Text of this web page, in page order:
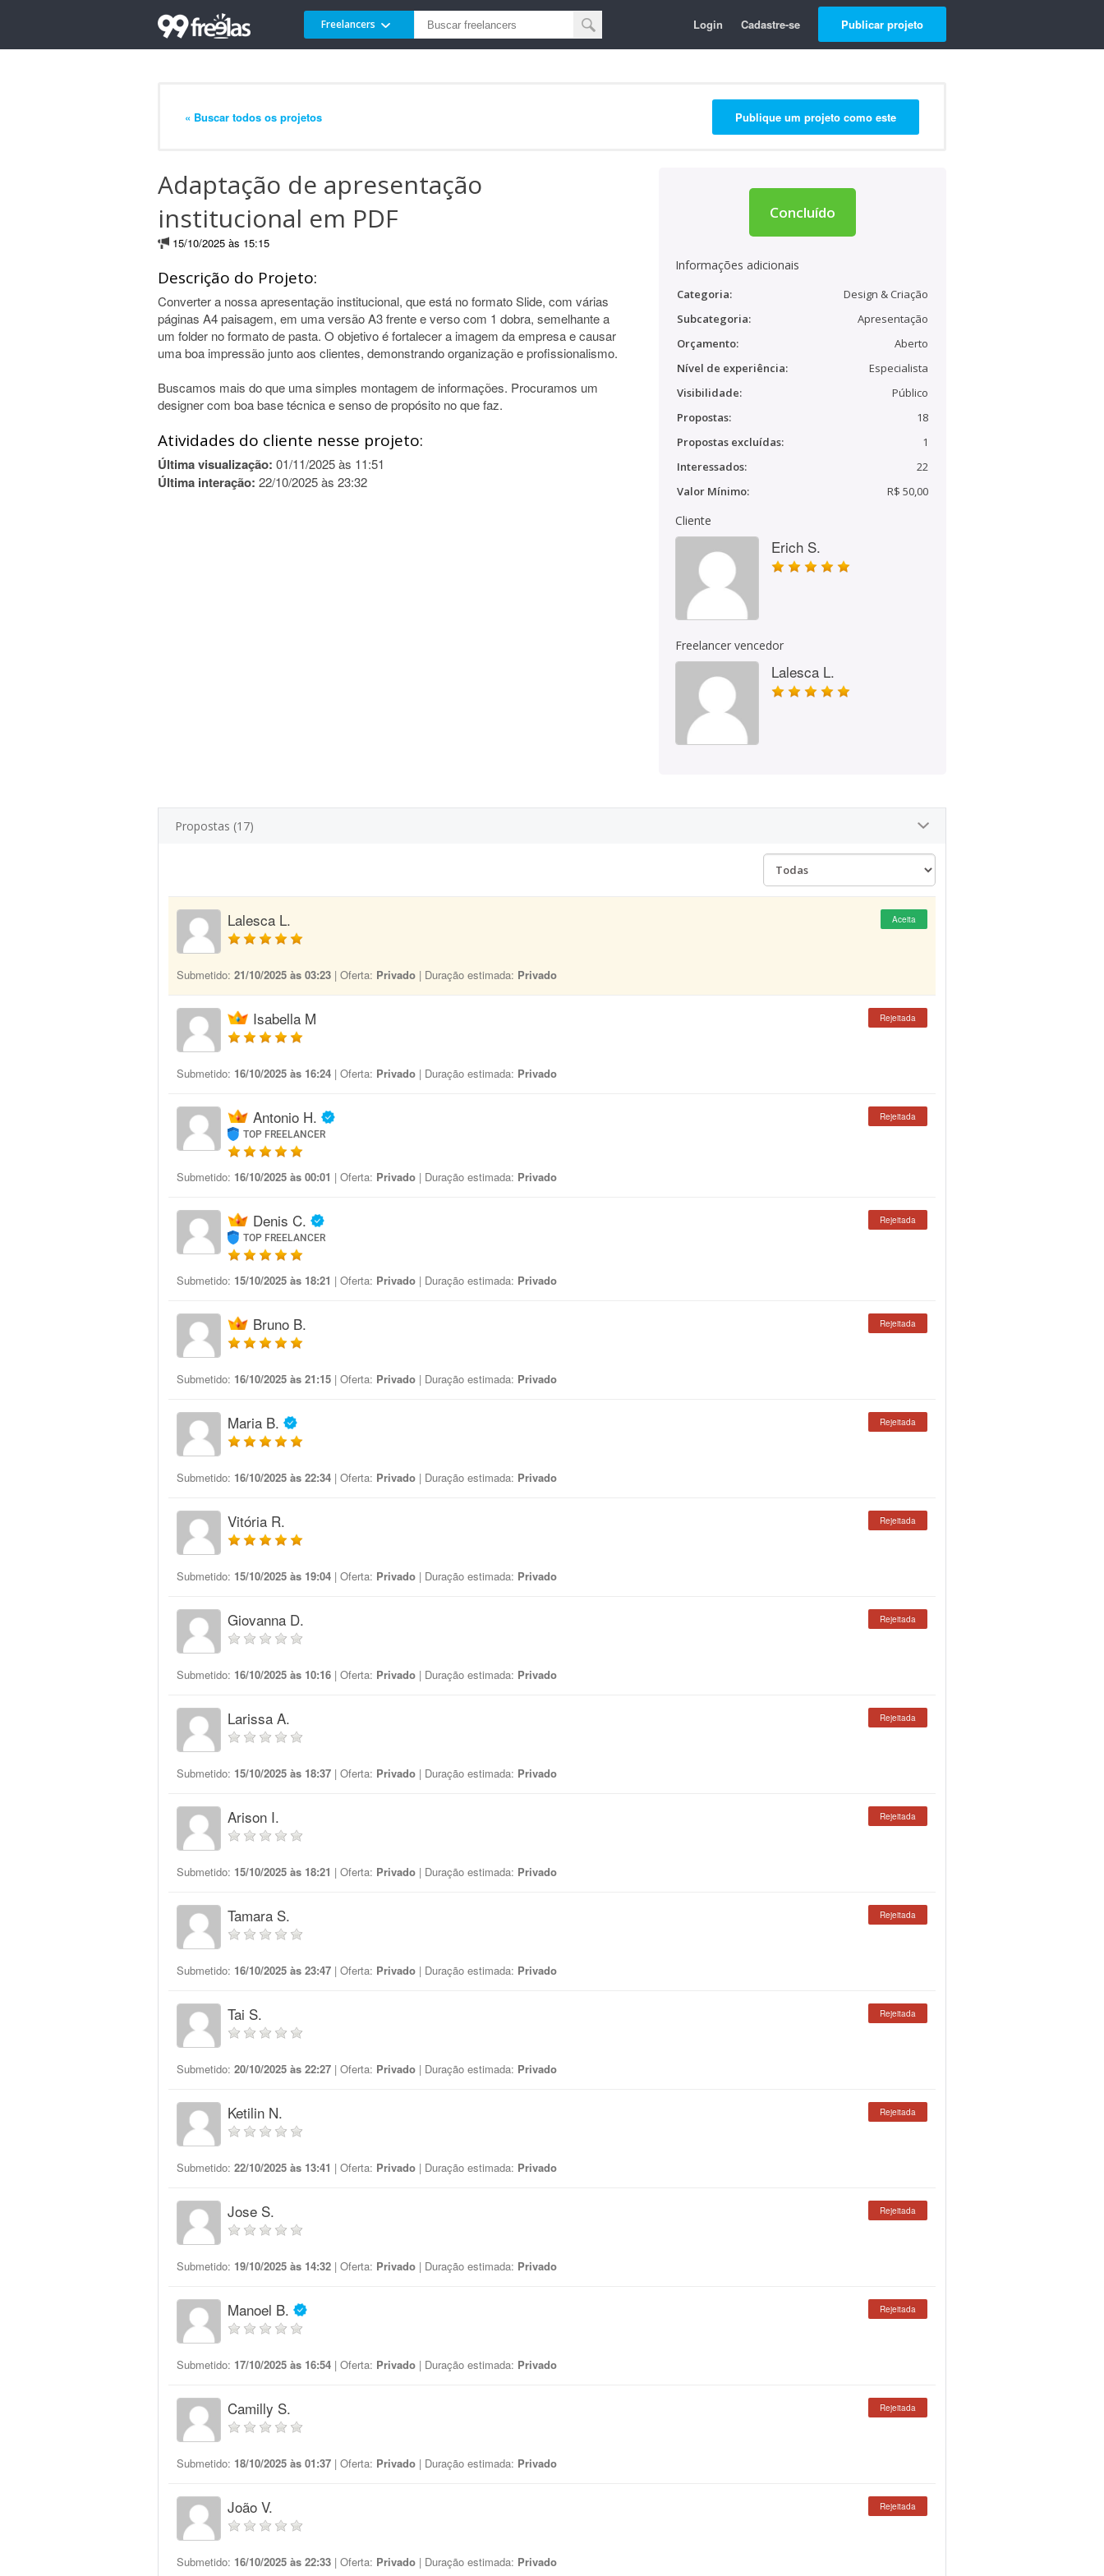
Freelancers Login Cadastre-se Publicar projeto
« Buscar todos os projetos Publique um projeto como este
Adaptação de apresentação
institucional em PDF
15/10/2025 às 15:15
Descrição do Projeto:
Converter a nossa apresentação institucional, que está no formato Slide, com várias
páginas A4 paisagem, em uma versão A3 frente e verso com 1 dobra, semelhante a
um folder no formato de pasta. O objetivo é fortalecer a imagem da empresa e causar
uma boa impressão junto aos clientes, demonstrando organização e profissionalismo.
Buscamos mais do que uma simples montagem de informações. Procuramos um
designer com boa base técnica e senso de propósito no que faz.
Atividades do cliente nesse projeto:
Última visualização: 01/11/2025 às 11:51
Última interação: 22/10/2025 às 23:32
Concluído
Informações adicionais
Categoria:
Design & Criação
Subcategoria:
Apresentação
Orçamento:
Aberto
Nível de experiência:
Especialista
Visibilidade:
Público
Propostas:
18
Propostas excluídas:
1
Interessados:
22
Valor Mínimo:
R$ 50,00
Cliente
Erich S.
Freelancer vencedor
Lalesca L.
Propostas (17)
Lalesca L. Aceita
Submetido: 21/10/2025 às 03:23 | Oferta: Privado | Duração estimada: Privado
Isabella M Rejeitada
Submetido: 16/10/2025 às 16:24 | Oferta: Privado | Duração estimada: Privado
Antonio H.
TOP FREELANCER
Rejeitada
Submetido: 16/10/2025 às 00:01 | Oferta: Privado | Duração estimada: Privado
Denis C.
TOP FREELANCER
Rejeitada
Submetido: 15/10/2025 às 18:21 | Oferta: Privado | Duração estimada: Privado
Bruno B. Rejeitada
Submetido: 16/10/2025 às 21:15 | Oferta: Privado | Duração estimada: Privado
Maria B. Rejeitada
Submetido: 16/10/2025 às 22:34 | Oferta: Privado | Duração estimada: Privado
Vitória R. Rejeitada
Submetido: 15/10/2025 às 19:04 | Oferta: Privado | Duração estimada: Privado
Giovanna D. Rejeitada
Submetido: 16/10/2025 às 10:16 | Oferta: Privado | Duração estimada: Privado
Larissa A. Rejeitada
Submetido: 15/10/2025 às 18:37 | Oferta: Privado | Duração estimada: Privado
Arison I. Rejeitada
Submetido: 15/10/2025 às 18:21 | Oferta: Privado | Duração estimada: Privado
Tamara S. Rejeitada
Submetido: 16/10/2025 às 23:47 | Oferta: Privado | Duração estimada: Privado
Tai S. Rejeitada
Submetido: 20/10/2025 às 22:27 | Oferta: Privado | Duração estimada: Privado
Ketilin N. Rejeitada
Submetido: 22/10/2025 às 13:41 | Oferta: Privado | Duração estimada: Privado
Jose S. Rejeitada
Submetido: 19/10/2025 às 14:32 | Oferta: Privado | Duração estimada: Privado
Manoel B. Rejeitada
Submetido: 17/10/2025 às 16:54 | Oferta: Privado | Duração estimada: Privado
Camilly S. Rejeitada
Submetido: 18/10/2025 às 01:37 | Oferta: Privado | Duração estimada: Privado
João V. Rejeitada
Submetido: 16/10/2025 às 22:33 | Oferta: Privado | Duração estimada: Privado